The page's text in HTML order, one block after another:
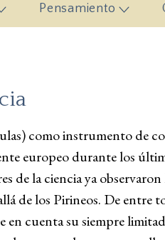
Pensamiento
como instrumento de
europeo durante los
de la ciencia ya
de los Pirineos. De entre
en cuenta su siempre